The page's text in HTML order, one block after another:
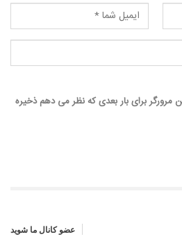
مرورگر برای بار بعدی که نظر می دهم ذخیره
عضو کانال ما شوید